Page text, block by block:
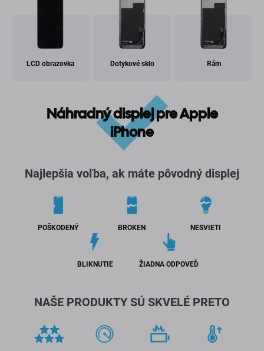
LCD obrazovka Dotykové sklo Rám
Náhradný displej pre Apple
iPhone
Najlepšia voľba, ak máte pôvodný displej
POŠKODENÝ BROKEN NESVIETI
BLIKNUTIE ŽIADNA ODPOVEĎ
NAŠE PRODUKTY SÚ SKVELÉ PRETO